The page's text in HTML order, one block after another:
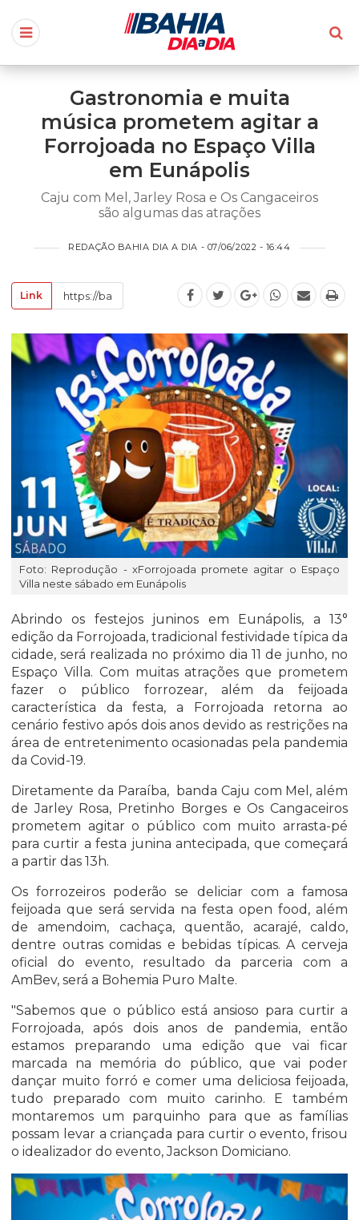
Gastronomia e muita
música prometem agitar a
Forrojoada no Espaço Villa
em Eunápolis
Caju com Mel, Jarley Rosa e Os Cangaceiros
são algumas das atrações
REDAÇÃO BAHIA DIA A DIA - 07/06/2022 - 16:44
Link
Foto: Reprodução - xForrojoada promete agitar o Espaço
Villa neste sábado em Eunápolis
Abrindo os festejos juninos em Eunápolis, a 13°
edição da Forrojoada, tradicional festividade típica da
cidade, será realizada no próximo dia 11 de junho, no
Espaço Villa. Com muitas atrações que prometem
fazer o público forrozear, além da feijoada
característica da festa, a Forrojoada retorna ao
cenário festivo após dois anos devido as restrições na
área de entretenimento ocasionadas pela pandemia
da Covid-19.
Diretamente da Paraíba, banda Caju com Mel, além
de Jarley Rosa, Pretinho Borges e Os Cangaceiros
prometem agitar o público com muito arrasta-pé
para curtir a festa junina antecipada, que começará
a partir das 13h.
Os forrozeiros poderão se deliciar com a famosa
feijoada que será servida na festa open food, além
de amendoim, cachaça, quentão, acarajé, caldo,
dentre outras comidas e bebidas típicas. A cerveja
oficial do evento, resultado da parceria com a
AmBev, será a Bohemia Puro Malte.
"Sabemos que o público está ansioso para curtir a
Forrojoada, após dois anos de pandemia, então
estamos preparando uma edição que vai ficar
marcada na memória do público, que vai poder
dançar muito forró e comer uma deliciosa feijoada,
tudo preparado com muito carinho. E também
montaremos um parquinho para que as famílias
possam levar a criançada para curtir o evento, frisou
o idealizador do evento, Jackson Domiciano.